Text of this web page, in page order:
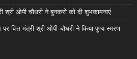
श्री ओपी चौधरी ने बुनकरों को दी शुभकामनाएं
वित्त मंत्री श्री ओपी चौधरी ने किया पुण्य स्मरण